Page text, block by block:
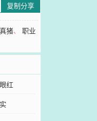
复制分享
猪、职业
红